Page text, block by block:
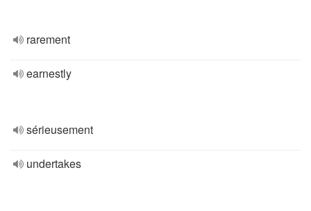
rarement
earnestly
sérieusement
undertakes